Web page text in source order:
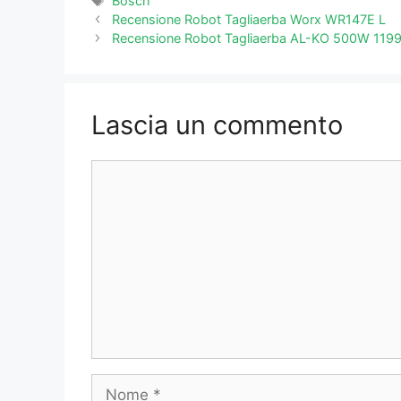
Recensione Robot Tagliaerba Worx WR147E L
Recensione Robot Tagliaerba AL-KO 500W
Lascia un commento